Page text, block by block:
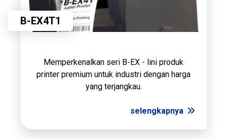
B-EX4T1
Memperkenalkan seri B-EX - lini produk
printer premium untuk industri dengan harga
yang terjangkau.
selengkapnya